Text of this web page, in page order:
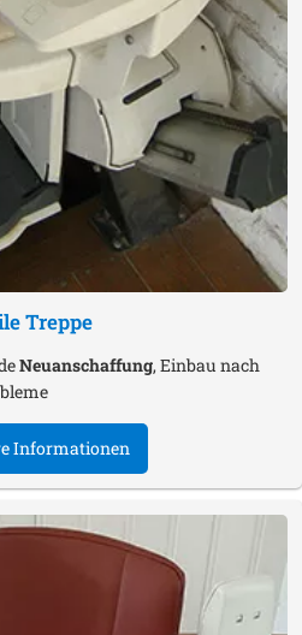
Treppe
Neuanschaffung, Einbau nach
Informationen